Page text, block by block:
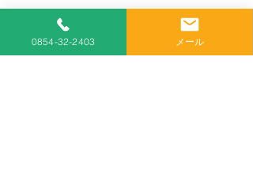
0854-32-2403 メール